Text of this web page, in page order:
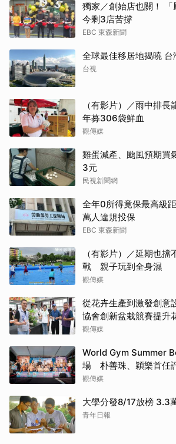
獨家／創始店也關！
今剩3店苦撐
EBC 東森新聞
全球最佳移居地揭曉
台視
（有影片）／雨中排
年募306袋鮮血
觀傳媒
雞蛋減產、颱風預期
3元
民視新聞網
全年0所得竟保最高級
萬人違規投保
EBC 東森新聞
（有影片）／延期也
戰 親子玩到全身濕
觀傳媒
從花卉生產到激發創
協會創新盆栽競賽提升
觀傳媒
World Gym Summer
場 朴善珠、穎樂首任
觀傳媒
大學分發8/17放榜 3.3
青年日報